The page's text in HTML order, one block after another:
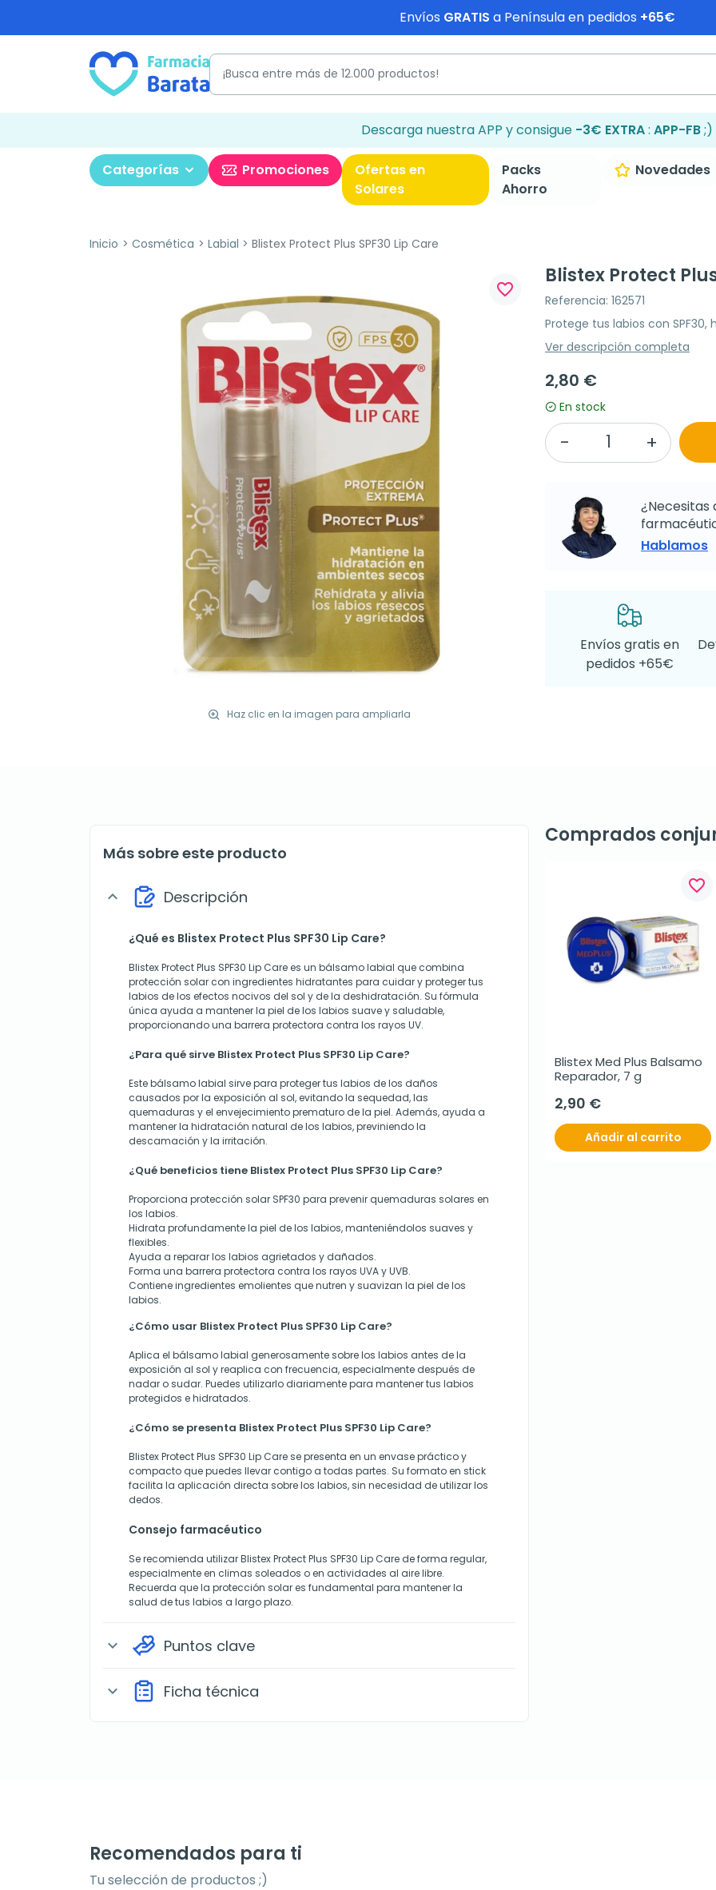
Envíos GRATIS a Península en pedidos +65€
Descarga nuestra APP y consigue -3€ EXTRA: APP-FB;)
Categorías Promociones
Ofertas en
Solares
Packs
Ahorro
Novedades
Inicio Cosmética Labial Blistex Protect Plus SPF30 Lip Care
Haz clic en la imagen para ampliarla
favorite_border
Blistex Protect
Referencia: 162571
Protege tus labios con
Ver descripción completa
2,80 €
En stock
¿Necesitas
Hablamos
Envíos gratis en
pedidos +65€
Más sobre este producto
expand_more Descripción
¿Qué es Blistex Protect Plus SPF30 Lip Care?
Blistex Protect Plus SPF30 Lip Care es un bálsamo labial que combina
protección solar con ingredientes hidratantes para cuidar y proteger tus
labios de los efectos nocivos del sol y de la deshidratación. Su fórmula
única ayuda a mantener la piel de los labios suave y saludable,
proporcionando una barrera protectora contra los rayos UV.
¿Para qué sirve Blistex Protect Plus SPF30 Lip Care?
Este bálsamo labial sirve para proteger tus labios de los daños
causados por la exposición al sol, evitando la sequedad, las
quemaduras y el envejecimiento prematuro de la piel. Además, ayuda a
mantener la hidratación natural de los labios, previniendo la
descamación y la irritación.
¿Qué beneficios tiene Blistex Protect Plus SPF30 Lip Care?
Proporciona protección solar SPF30 para prevenir quemaduras solares en
los labios.
Hidrata profundamente la piel de los labios, manteniéndolos suaves y
flexibles.
Ayuda a reparar los labios agrietados y dañados.
Forma una barrera protectora contra los rayos UVA y UVB.
Contiene ingredientes emolientes que nutren y suavizan la piel de los
labios.
¿Cómo usar Blistex Protect Plus SPF30 Lip Care?
Aplica el bálsamo labial generosamente sobre los labios antes de la
exposición al sol y reaplica con frecuencia, especialmente después de
nadar o sudar. Puedes utilizarlo diariamente para mantener tus labios
protegidos e hidratados.
¿Cómo se presenta Blistex Protect Plus SPF30 Lip Care?
Blistex Protect Plus SPF30 Lip Care se presenta en un envase práctico y
compacto que puedes llevar contigo a todas partes. Su formato en stick
facilita la aplicación directa sobre los labios, sin necesidad de utilizar los
dedos.
Consejo farmacéutico
Se recomienda utilizar Blistex Protect Plus SPF30 Lip Care de forma regular,
especialmente en climas soleados o en actividades al aire libre.
Recuerda que la protección solar es fundamental para mantener la
salud de tus labios a largo plazo.
expand_more Puntos clave
expand_more Ficha técnica
Comprados
favorite_border
Blistex Med Plus Balsamo
Reparador, 7 g
2,90 €
Añadir al carrito
Recomendados para ti
Tu selección de productos ;)